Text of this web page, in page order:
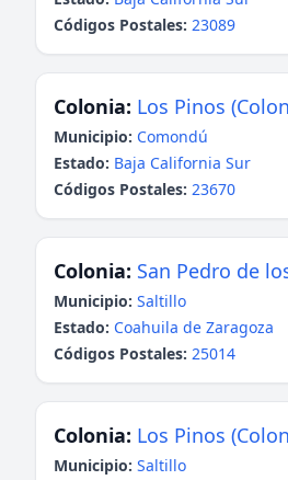
Códigos Postales: 23089
Colonia: Los Pinos
Municipio: Comondú
Estado: Baja California Sur
Códigos Postales: 23670
Colonia: San Pedro de
Municipio: Saltillo
Estado: Coahuila de Zaragoza
Códigos Postales: 25014
Colonia: Los Pinos
Municipio: Saltillo